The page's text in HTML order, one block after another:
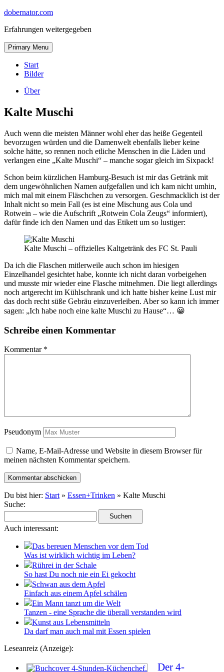
Skip
content
dobernator.com
Erfahrungen weitergegeben
Primary Menu Skip
to
Start
Bilder
Über
Kalte Muschi
Auch wenn die meisten Männer wohl eher das heiße Gegenteil
bevorzugen würden und die Damenwelt ebenfalls lieber keine
solche hätte, so rennen noch etliche Menschen in die Läden und
verlangen eine „Kalte Muschi“ – manche sogar gleich im Sixpack!
Schon beim kürzlichen Hamburg-Besuch ist mir das Getränk mit
dem ungewöhnlichen Namen aufgefallen und ich kam nicht umhin,
mich mal mit einem Fläschchen zu versorgen. Geschmacklich ist der
Inhalt nicht so mein Fall (es ist eine Mischung aus Cola und
Rotwein – wie die Aufschrift „Rotwein Cola Zeugs“ informiert),
dafür finde ich den Namen und das Etikett um so lustiger:
Kalte Muschi – offizielles Kaltgetränk des FC St. Pauli
Da ich die Flaschen mitlerweile auch schon im hiesigen
Einzelhandel gesichtet habe, konnte ich nicht daran vorbeigehen
und musste mir wieder eine Flasche mitnehmen. Die liegt allerdings
noch artgerecht im Kühlschrank und ich hatte bisher keine Lust mir
das doch recht süße Gebräu einzuverleiben. Aber so kann ich immer
sagen: „Ich habe noch eine kalte Muschi zu Hause“… 😀
Schreibe einen Kommentar
Kommentar *
Pseudonym
Name, E-Mail-Adresse und Website in diesem Browser für
meinen nächsten Kommentar speichern.
Du bist hier: Start » Essen+Trinken » Kalte Muschi
Suche:
Auch interessant:
Das bereuen Menschen vor dem Tod
Was ist wirklich wichtig im Leben?
Rührei in der Schale
So hast Du noch nie ein Ei gekocht
Schwan aus dem Apfel
Einfach aus einem Apfel schälen
Ein Mann tanzt um die Welt
Tanzen - eine Sprache die überall verstanden wird
Kunst aus Lebensmitteln
Da darf man auch mal mit Essen spielen
Leseanreiz (Anzeige):
Der 4-